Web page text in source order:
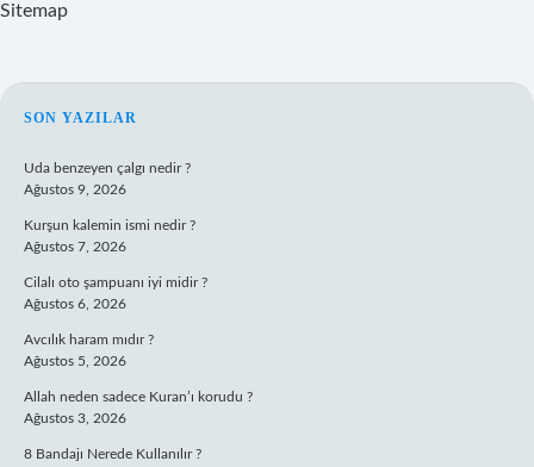
Sitemap
SIDEBAR
SON YAZILAR
Uda benzeyen çalgı nedir ?
Ağustos 9, 2026
Kurşun kalemin ismi nedir ?
Ağustos 7, 2026
Cilalı oto şampuanı iyi midir ?
Ağustos 6, 2026
Avcılık haram mıdır ?
Ağustos 5, 2026
Allah neden sadece Kuran’ı korudu ?
Ağustos 3, 2026
8 Bandajı Nerede Kullanılır ?